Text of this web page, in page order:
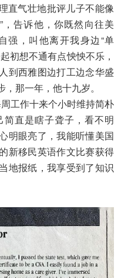
气壮地批评儿子不能像
告诉他，你既然向往美
强，叫他离开我身边“单
初想不通有点怏怏不乐，
到西雅图边打工边念华盛
那一年，他十九岁。
工作十来个小时维持简朴
直是瞎子聋子，看不明
明眼亮了，我能听懂美国
新移民英语作文比赛获得
地报纸，我享受到了知识